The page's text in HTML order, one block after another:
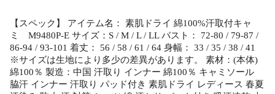
【スペック】 アイテム名： 素肌ドライ 綿100%汗取付キャ
ミ M9480P-E サイズ：S / M / L / LL バスト： 72-80 / 79-87 /
86-94 / 93-101 着丈： 56 / 58 / 61 / 64 身幅： 33 / 35 / 38 / 41
※サイズは生地により多少の差異があります。 素材：(本体)
綿100％ 製造：中国 汗取り インナー 綿100％ キャミソール
脇汗 インナー 汗取り パッド付き 素肌ドライ レディース 春夏